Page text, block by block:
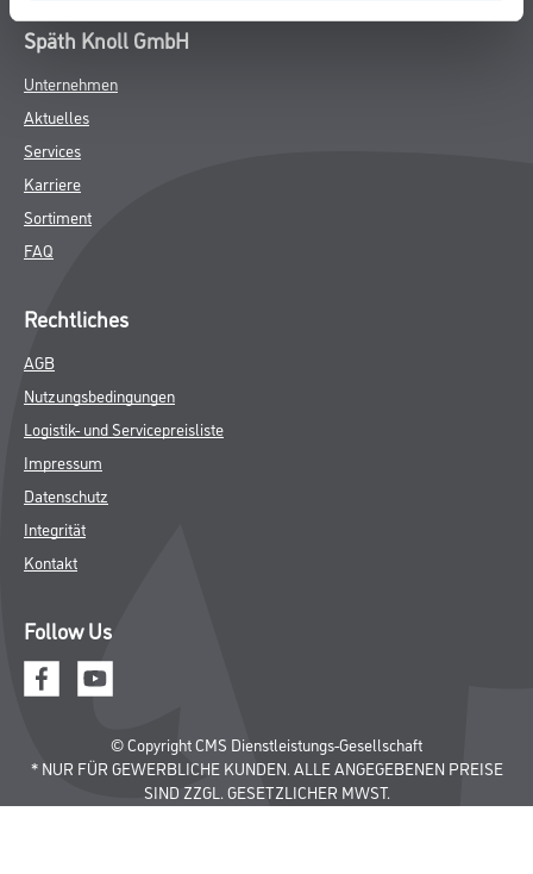
Späth Knoll GmbH
Unternehmen
Aktuelles
Services
Karriere
Sortiment
FAQ
Rechtliches
AGB
Nutzungsbedingungen
Logistik- und Servicepreisliste
Impressum
Datenschutz
Integrität
Kontakt
Follow Us
© Copyright CMS Dienstleistungs-Gesellschaft
* NUR FÜR GEWERBLICHE KUNDEN. ALLE ANGEGEBENEN PREISE
SIND ZZGL. GESETZLICHER MWST.